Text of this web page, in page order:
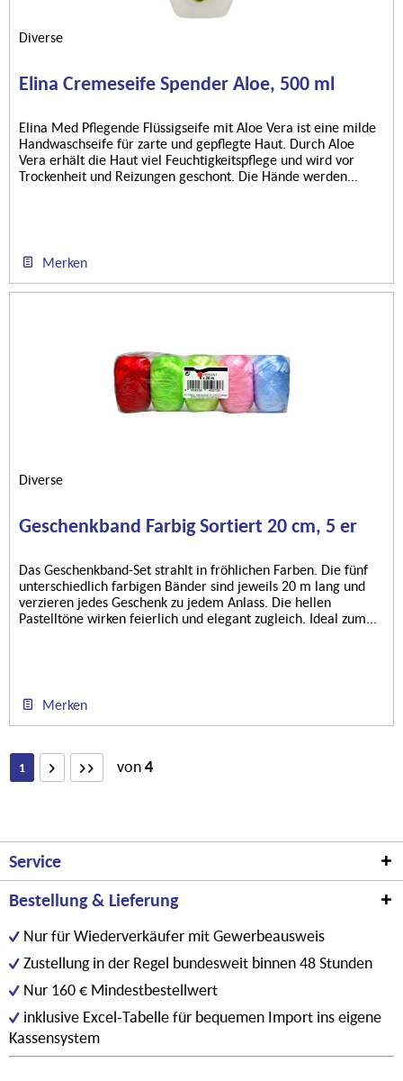
Diverse
Elina Cremeseife Spender Aloe, 500 ml
Elina Med Pflegende Flüssigseife mit Aloe Vera ist eine milde
Handwaschseife für zarte und gepflegte Haut. Durch Aloe
Vera erhält die Haut viel Feuchtigkeitspflege und wird vor
Trockenheit und Reizungen geschont. Die Hände werden...
Merken
Diverse
Geschenkband Farbig Sortiert 20 cm, 5 er
Das Geschenkband-Set strahlt in fröhlichen Farben. Die fünf
unterschiedlich farbigen Bänder sind jeweils 20 m lang und
verzieren jedes Geschenk zu jedem Anlass. Die hellen
Pastelltöne wirken feierlich und elegant zugleich. Ideal zum...
Merken
1 von4
Service
Bestellung & Lieferung
Nur für Wiederverkäufer mit Gewerbeausweis
Zustellung in der Regel bundesweit binnen 48 Stunden
Nur 160 € Mindestbestellwert
inklusive Excel-Tabelle für bequemen Import ins eigene
Kassensystem